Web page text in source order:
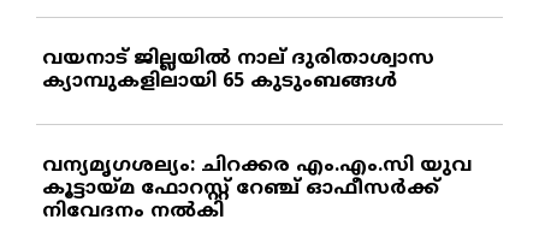
വയനാട് ജില്ലയില്‍ നാല് ദുരിതാശ്വാസ
ക്യാമ്പുകളിലായി 65 കുടുംബങ്ങള്‍
വന്യമൃഗശല്യം: ചിറക്കര എം.എം.സി യുവ
കൂട്ടായ്മ ഫോറസ്റ്റ് റേഞ്ച് ഓഫീസര്‍ക്ക്
നിവേദനം നല്‍കി